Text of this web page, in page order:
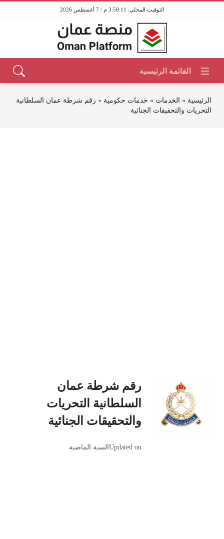
3:50:11 م / 7 أغسطس 2026
الرئيسية » الخدمات » خدمات حكومية » رقم شرطة عمان السلطانية
التحريات والتحقيقات الجنائية
رقم شرطة عمان
السلطانية التحريات
والتحقيقات الجنائية
Updated on السنة الماضية